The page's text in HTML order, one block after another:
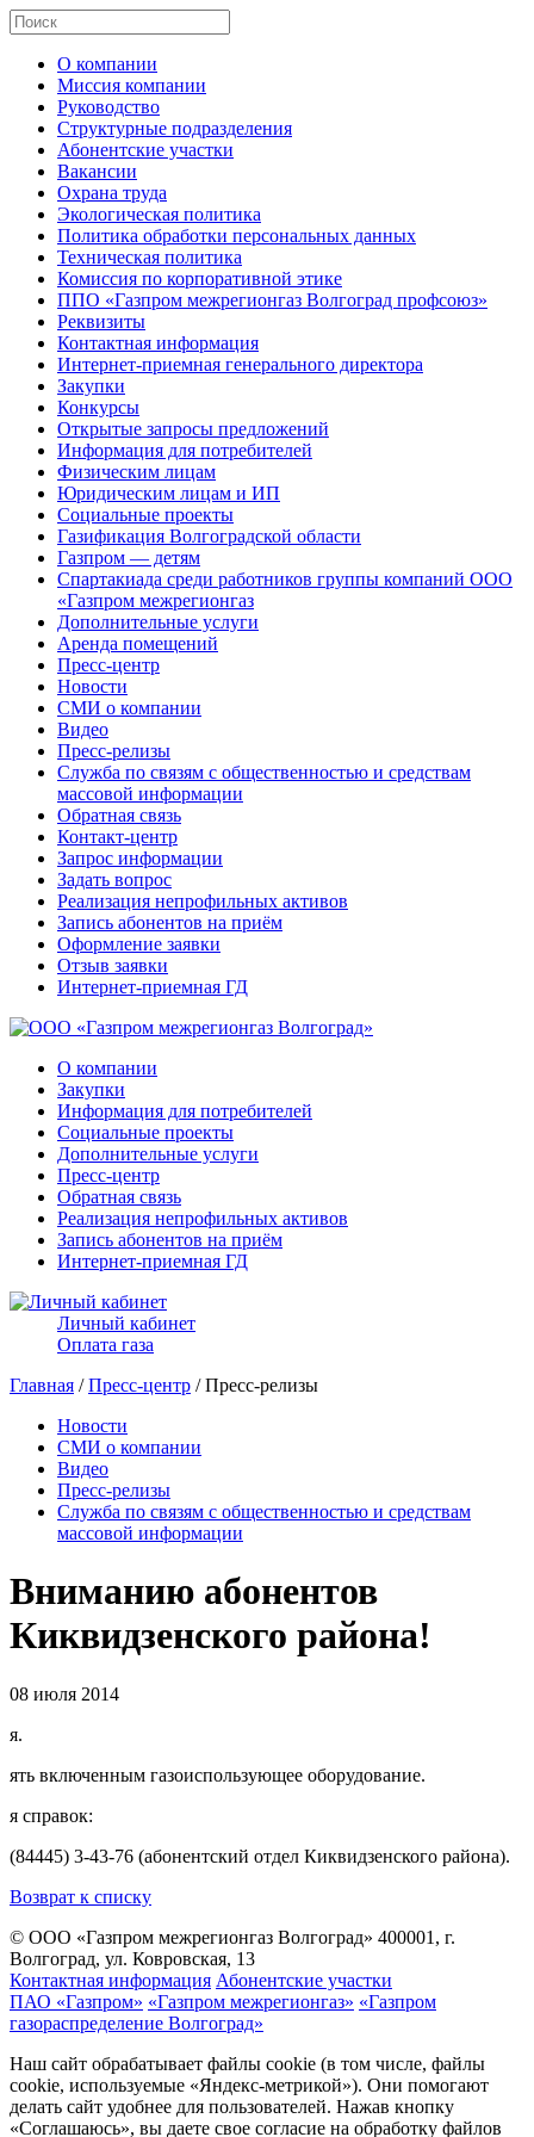
О компании
Миссия компании
Руководство
Структурные подразделения
Абонентские участки
Вакансии
Охрана труда
Экологическая политика
Политика обработки персональных данных
Техническая политика
Комиссия по корпоративной этике
ППО «Газпром межрегионгаз Волгоград профсоюз»
Реквизиты
Контактная информация
Интернет-приемная генерального директора
Закупки
Конкурсы
Открытые запросы предложений
Информация для потребителей
Физическим лицам
Юридическим лицам и ИП
Социальные проекты
Газификация Волгоградской области
Газпром — детям
Спартакиада среди работников группы компаний ООО
«Газпром межрегионгаз
Дополнительные услуги
Аренда помещений
Пресс-центр
Новости
СМИ о компании
Видео
Пресс-релизы
Служба по связям с общественностью и средствам
массовой информации
Обратная связь
Контакт-центр
Запрос информации
Задать вопрос
Реализация непрофильных активов
Запись абонентов на приём
Оформление заявки
Отзыв заявки
Интернет-приемная ГД
О компании
Закупки
Информация для потребителей
Социальные проекты
Дополнительные услуги
Пресс-центр
Обратная связь
Реализация непрофильных активов
Запись абонентов на приём
Интернет-приемная ГД
Личный кабинет
Оплата газа
Главная /Пресс-центр / Пресс-релизы
Новости
СМИ о компании
Видео
Пресс-релизы
Служба по связям с общественностью и средствам
массовой информации
Вниманию абонентов
Киквидзенского района!
08 июля 2014
я.
ять включенным газоиспользующее оборудование.
я справок:
(84445) 3-43-76 (абонентский отдел Киквидзенского района).
Возврат к списку
© ООО «Газпром межрегионгаз Волгоград» 400001, г.
Волгоград, ул. Ковровская, 13
Контактная информация Абонентские участки
ПАО «Газпром» «Газпром межрегионгаз» «Газпром
газораспределение Волгоград»
Наш сайт обрабатывает файлы cookie (в том числе, файлы
cookie, используемые «Яндекс-метрикой»). Они помогают
делать сайт удобнее для пользователей. Нажав кнопку
«Соглашаюсь», вы даете свое согласие на обработку файлов